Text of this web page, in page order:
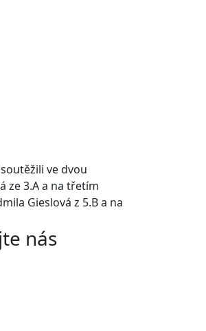
ve dvou
ze 3.A a na třetím
Gieslová z 5.B a na
nás